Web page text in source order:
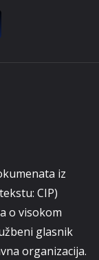
iz
CIP)
o visokom
glasnik
organizacija.